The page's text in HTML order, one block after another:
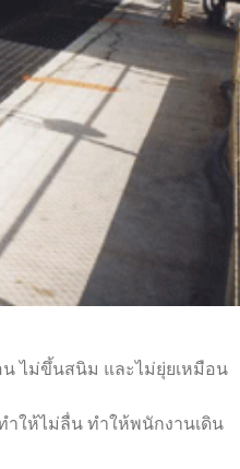
ไม่ขึ้นสนิม และไม่ยุ่ยเหมือน
ำให้ไม่ลื่น ทำให้พนักงานเดิน